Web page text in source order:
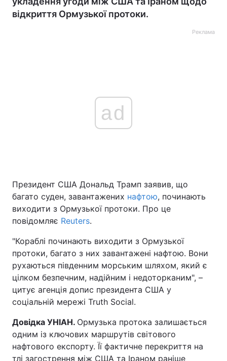
Україна Політика
Економіка
Спорт Наука
Техно і зв'язок Лайт
Зброя Інциденти
Здоров'я
Цікавинки Погода
Екологія
відкриття Ормузької протоки.
Реклама
ad
Президент США Дональд Трамп заявив, що
багато суден, завантажених нафтою, починають
виходити з Ормузької протоки. Про це
повідомляє Reuters.
"Кораблі починають виходити з Ормузької
протоки, багато з них завантажені нафтою. Вони
рухаються південним морським шляхом, який є
цілком безпечним, надійним і недоторканим", –
цитує агенція допис президента США у
соціальній мережі Truth Social.
Довідка УНІАН. Ормузька протока залишається
одним із ключових маршрутів світового
нафтового експорту. Її фактичне перекриття на
тлі загострення між США та Іраном раніше